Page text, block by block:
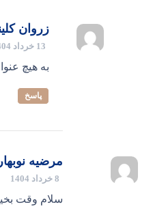
زروان
13 خرداد 1404
به هیچ
پاسخ
مرضیه نوبهار
8 خرداد 1404
سلام وقت